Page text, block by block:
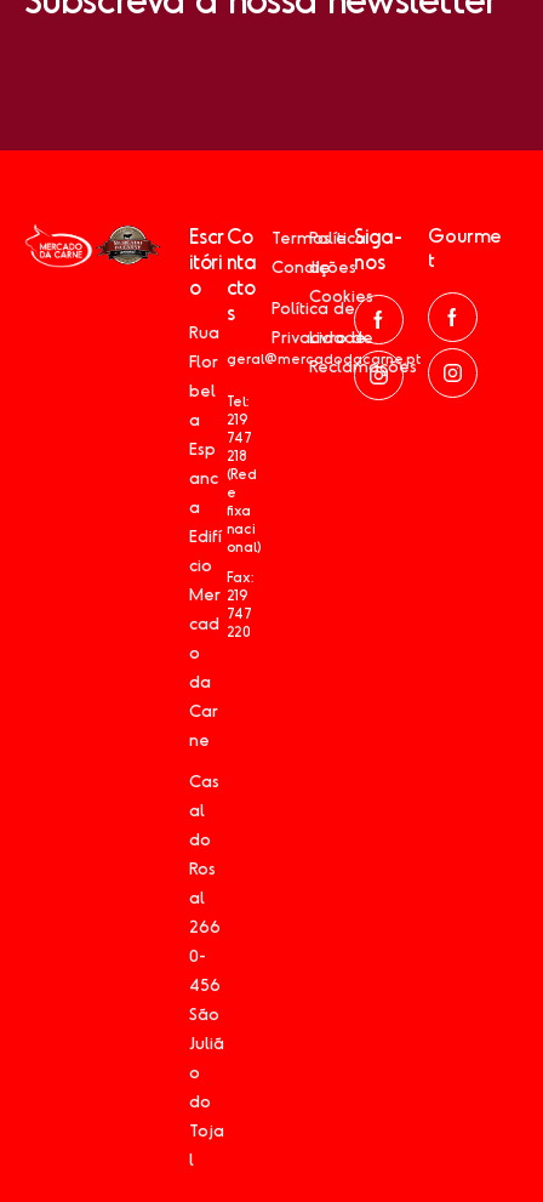
Escr
itóri
o
Rua
Flor
bel
a
Esp
anc
a
Edifí
cio
Mer
cad
o
da
Car
ne
Cas
al
do
Ros
al
266
0-
456
São
Juliã
o
do
Toja
l
Co
nta
cto
s
geral@mercadodacarne.pt
Tel:
219
747
218
(Red
e
fixa
naci
onal)
Fax:
219
747
220
Termos e
Condições
Política de
Privacidade
Política
de
Cookies
Livro de
Reclamações
Siga-
nos
Gourme
t